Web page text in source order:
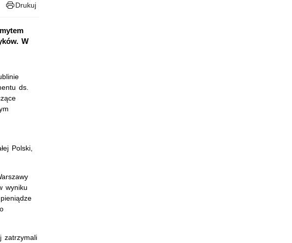
Drukuj
W
ds.
Polski,
wyniku
zatrzymali